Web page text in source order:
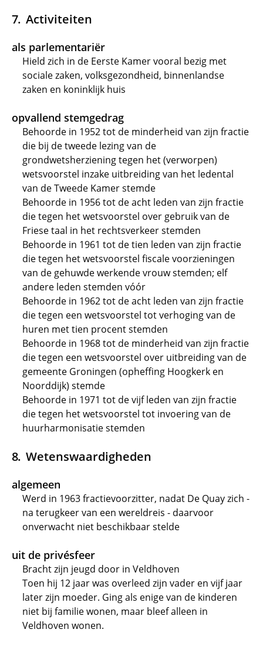
Activiteiten
als parlementariër
Hield zich in de Eerste Kamer vooral bezig met
sociale zaken, volksgezondheid, binnenlandse
zaken en koninklijk huis
opvallend stemgedrag
Behoorde in 1952 tot de minderheid van zijn fractie
die bij de tweede lezing van de
grondwetsherziening tegen het (verworpen)
wetsvoorstel inzake uitbreiding van het ledental
van de Tweede Kamer stemde
Behoorde in 1956 tot de acht leden van zijn fractie
die tegen het wetsvoorstel over gebruik van de
Friese taal in het rechtsverkeer stemden
Behoorde in 1961 tot de tien leden van zijn fractie
die tegen het wetsvoorstel fiscale voorzieningen
van de gehuwde werkende vrouw stemden; elf
andere leden stemden vóór
Behoorde in 1962 tot de acht leden van zijn fractie
die tegen een wetsvoorstel tot verhoging van de
huren met tien procent stemden
Behoorde in 1968 tot de minderheid van zijn fractie
die tegen een wetsvoorstel over uitbreiding van de
gemeente Groningen (opheffing Hoogkerk en
Noorddijk) stemde
Behoorde in 1971 tot de vijf leden van zijn fractie
die tegen het wetsvoorstel tot invoering van de
huurharmonisatie stemden
Wetenswaardigheden
algemeen
Werd in 1963 fractievoorzitter, nadat De Quay zich -
na terugkeer van een wereldreis - daarvoor
onverwacht niet beschikbaar stelde
uit de privésfeer
Bracht zijn jeugd door in Veldhoven
Toen hij 12 jaar was overleed zijn vader en vijf jaar
later zijn moeder. Ging als enige van de kinderen
niet bij familie wonen, maar bleef alleen in
Veldhoven wonen.